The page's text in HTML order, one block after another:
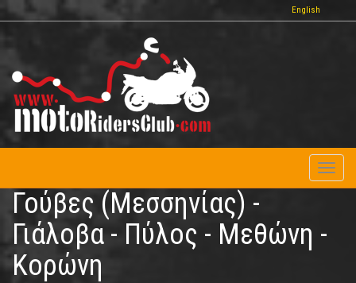
Παράκαμψη
προς
περιεχόμενο
English
Γούβες (Μεσσηνίας) -
Γιάλοβα - Πύλος - Μεθώνη -
Κορώνη